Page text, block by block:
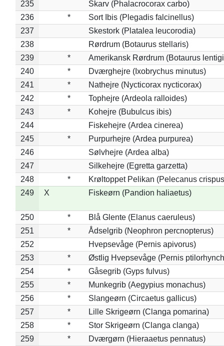
235
Skarv (Phalacrocorax carbo)
236
*
Sort Ibis (Plegadis falcinellus)
237
Skestork (Platalea leucorodia)
238
Rørdrum (Botaurus stellaris)
239
*
Amerikansk Rørdrum (Botaurus
240
*
Dværghejre (Ixobrychus minutus)
241
*
Nathejre (Nycticorax nycticorax)
242
*
Tophejre (Ardeola ralloides)
243
*
Kohejre (Bubulcus ibis)
244
Fiskehejre (Ardea cinerea)
245
*
Purpurhejre (Ardea purpurea)
246
Sølvhejre (Ardea alba)
247
Silkehejre (Egretta garzetta)
248
*
Krøltoppet Pelikan (Pelecanus
249
X Fiskeørn (Pandion haliaetus)
250 *
Blå Glente (Elanus caeruleus)
251
*
Ådselgrib (Neophron percnopterus)
252
Hvepsevåge (Pernis apivorus)
253
*
Østlig Hvepsevåge (Pernis
254
*
Gåsegrib (Gyps fulvus)
255
*
Munkegrib (Aegypius monachus)
256
*
Slangeørn (Circaetus gallicus)
257
*
Lille Skrigeørn (Clanga pomarina)
258
*
Stor Skrigeørn (Clanga clanga)
259
*
Dværgørn (Hieraaetus pennatus)